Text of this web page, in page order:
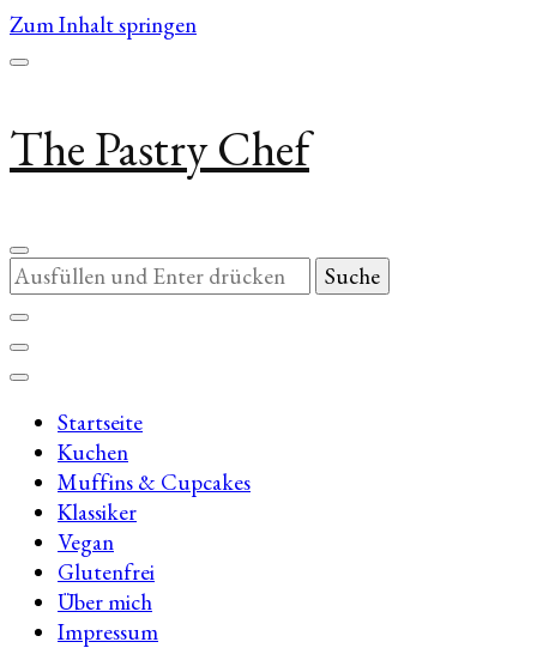
Zum Inhalt springen
The Pastry Chef
Suchst
du
nach
etwas?
Startseite
Kuchen
Muffins & Cupcakes
Klassiker
Vegan
Glutenfrei
Über mich
Impressum